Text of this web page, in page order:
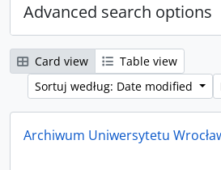
Advanced search options
Card view
Table view
Sortuj według: Date modified
Archiwum Uniwersytetu